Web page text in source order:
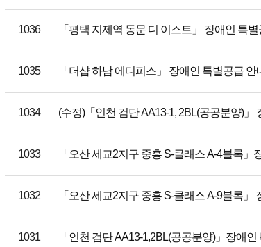
1036 「평택 지제역 동문 디 이스트」 장애인 특
1035 「더샵 하남 에디피스」 장애인 특별공급 안
1034 (수정)「인천 검단 AA13-1, 2BL(공공분양)」
1033 「오산 세교2지구 중흥 S-클래스 A-4블록」
1032 「오산 세교2지구 중흥 S-클래스 A-9블록」
1031 「인천 검단 AA13-1,2BL(공공분양)」장애인